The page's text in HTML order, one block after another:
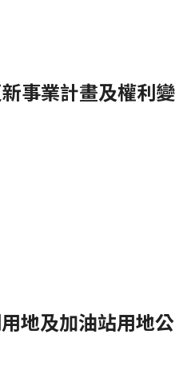
事業計畫及權利變
地及加油站用地公